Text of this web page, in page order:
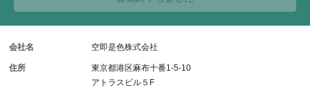
会社名 空即是色株式会社
住所
東京都港区麻布十番1-5-10
アトラスビル５F